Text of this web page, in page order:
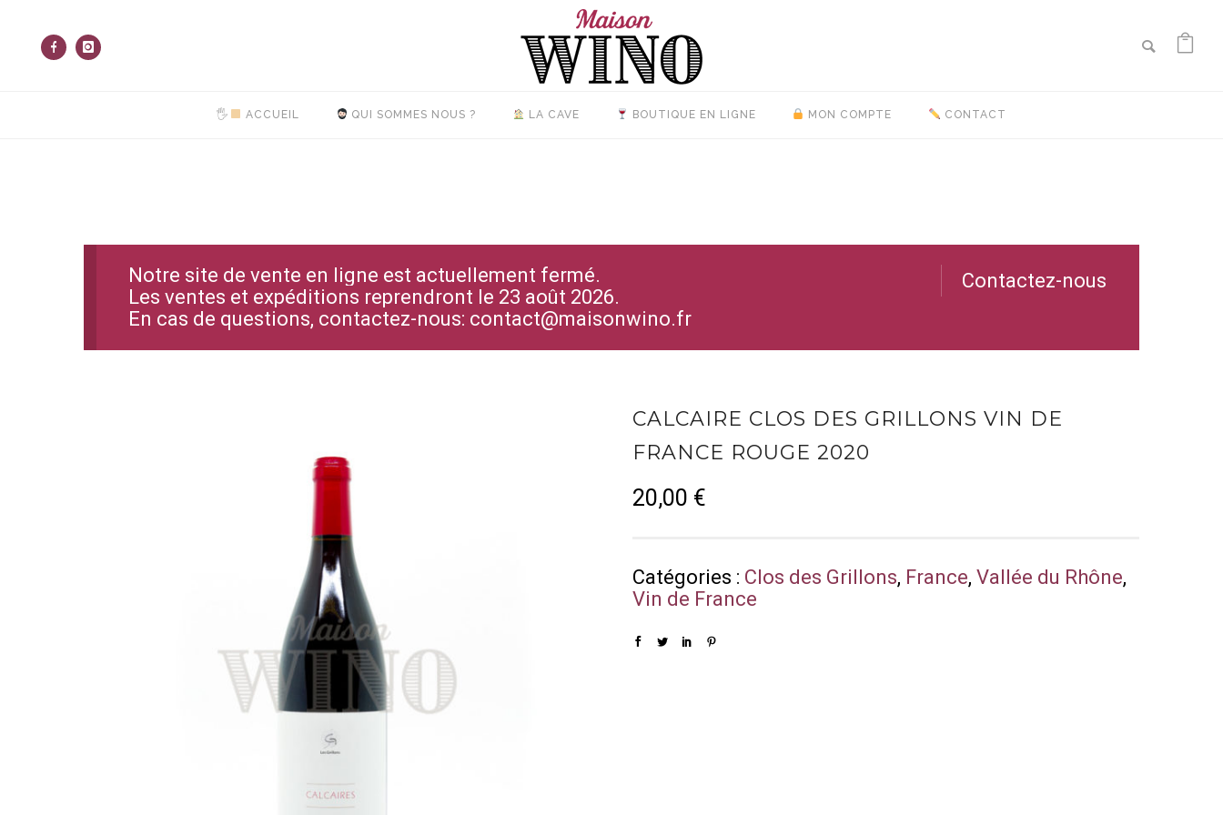
🖐 ACCUEIL QUI SOMMES NOUS ? LA CAVE BOUTIQUE EN LIGNE MON COMPTE CONTACT
Contactez-nous
Notre site de vente en ligne est actuellement fermé.
Les ventes et expéditions reprendront le 23 août 2026.
En cas de questions, contactez-nous: contact@maisonwino.fr
CALCAIRE CLOS DES GRILLONS VIN DE
FRANCE ROUGE 2020
20,00 €
Catégories : Clos des Grillons, France,Vallée du Rhône,
Vin de France